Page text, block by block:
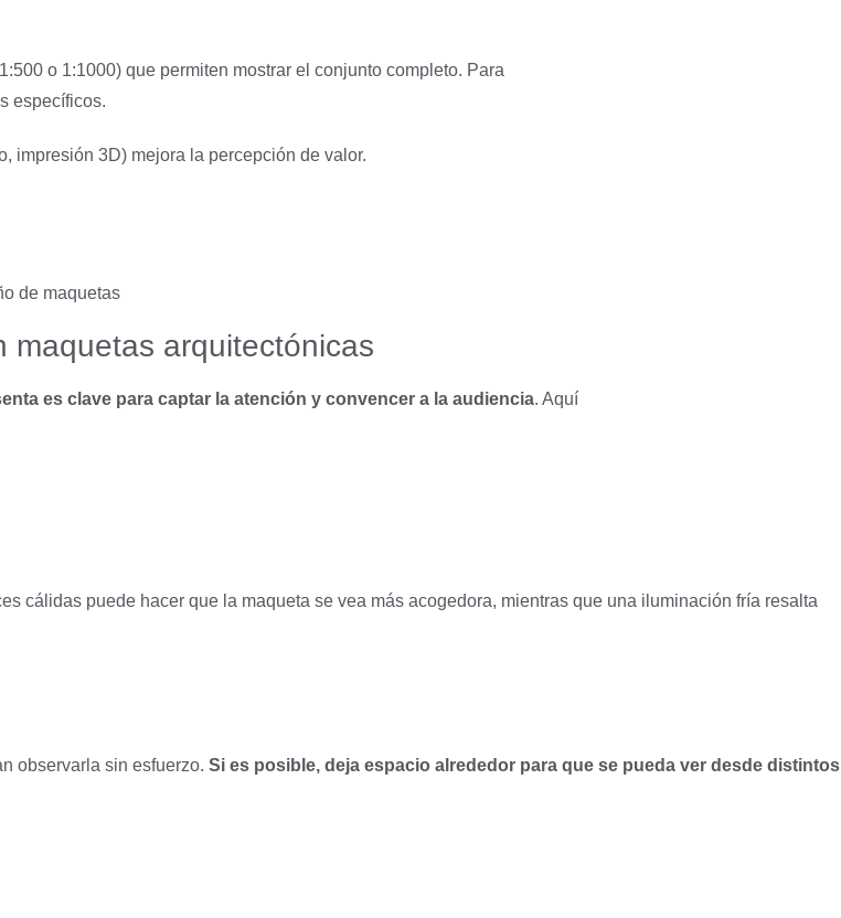
o 1:1000) que permiten mostrar el conjunto completo. Para
específicos.
impresión 3D) mejora la percepción de valor.
maquetas arquitectónicas
es clave para captar la atención y convencer a la audiencia. Aquí
cálidas puede hacer que la maqueta se vea más acogedora, mientras que una iluminación fría resalta
observarla sin esfuerzo. Si es posible, deja espacio alrededor para que se pueda ver desde distintos